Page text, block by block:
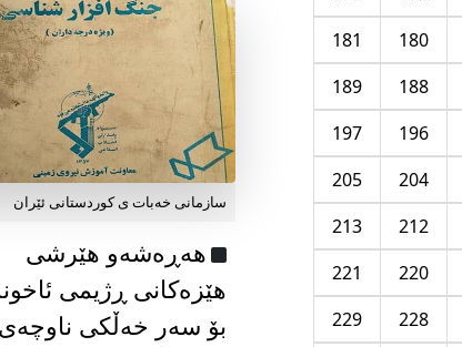
180
181
188
189
196
197
204
205
212
213
220
221
228
229
سازمانی خەبات ی كوردستانی ئێران
هەڕەشەو هێرشی
هێزەکانی ڕژیمی
بۆ سەر خەڵکی